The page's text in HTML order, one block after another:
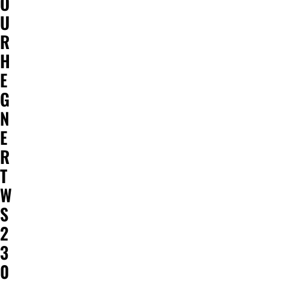
U
R
H
E
G
N
E
R
T
W
S
2
3
0